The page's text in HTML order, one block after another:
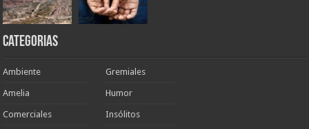
Categorias
Ambiente
Amelia
Comerciales
Gremiales
Humor
Insólitos